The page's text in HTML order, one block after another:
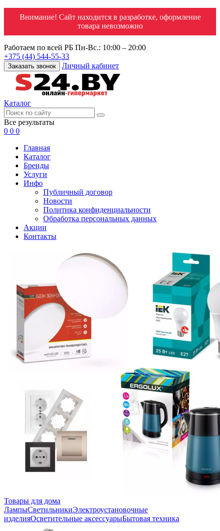
Внимание! Сайт находится в разработке, оформление
товара невозможно
Работаем по всей РБ Пн-Вс.: 10:00 – 20:00
+375 (44) 544-55-33
Заказать звонок Личный кабинет
Каталог
Все результаты
0 0 0
Главная
Каталог
Бренды
Услуги
Инфо
Публичный договор
Новости
Политика конфиденциальности
Обработка персональных данных
Акции
Контакты
Товары для дома
ЛампыСветильникиЭлектроустановочные
изделияОсветительные аксессуарыБытовая техника